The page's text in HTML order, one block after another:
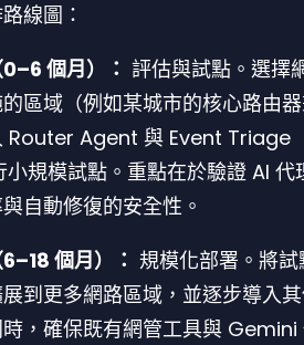
線圖：
個月）： 評估與試點。選擇
區域（例如某城市的核心路由
Router Agent 與 Event Triage
規模試點。重點在於驗證 AI 代
自動修復的安全性。
個月）： 規模化部署。將試
到更多網路區域，並逐步導入
時，確保既有網管工具與 Gemini